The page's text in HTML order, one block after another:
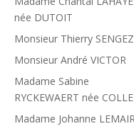
née DUTOIT
Monsieur Thierry SENGEZ
Monsieur André VICTOR
Madame Sabine
RYCKEWAERT née
Madame Johanne